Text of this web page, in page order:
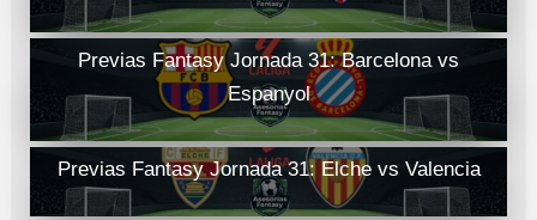
Previas Fantasy Jornada 31: Barcelona vs
Espanyol
Previas Fantasy Jornada 31: Elche vs Valencia